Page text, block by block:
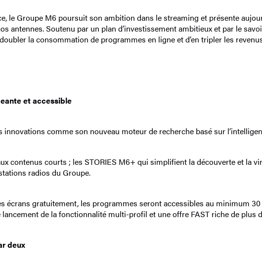
le Groupe M6 poursuit son ambition dans le streaming et présente
antennes. Soutenu par un plan d’investissement ambitieux et par le
la consommation de programmes en ligne et d’en tripler les
et accessible
comme son nouveau moteur de recherche basé sur
contenus courts ; les STORIES M6+ qui simplifient la découverte et la
radios du Groupe.
écrans gratuitement, les programmes seront accessibles au minimum
de la fonctionnalité multi-profil et une offre FAST riche de plus
deux